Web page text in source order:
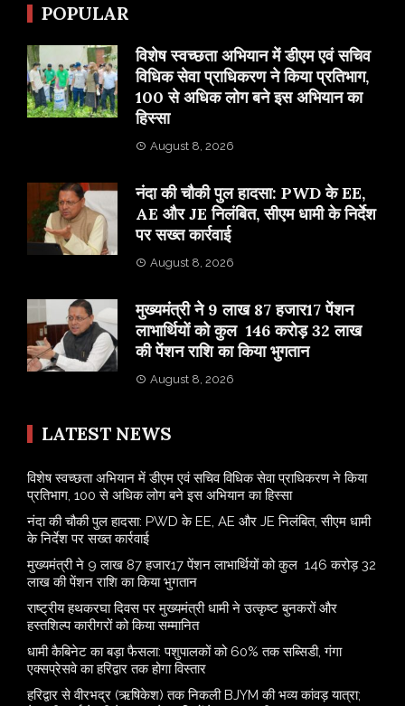
POPULAR
विशेष स्वच्छता अभियान में डीएम एवं सचिव
विधिक सेवा प्राधिकरण ने किया प्रतिभाग,
100 से अधिक लोग बने इस अभियान का
हिस्सा
August 8, 2026
नंदा की चौकी पुल हादसा: PWD के EE,
AE और JE निलंबित, सीएम धामी के निर्देश
पर सख्त कार्रवाई
August 8, 2026
मुख्यमंत्री ने 9 लाख 87 हजार17 पेंशन
लाभार्थियों को कुल 146 करोड़ 32 लाख
की पेंशन राशि का किया भुगतान
August 8, 2026
LATEST NEWS
विशेष स्वच्छता अभियान में डीएम एवं सचिव विधिक सेवा प्राधिकरण ने किया
प्रतिभाग, 100 से अधिक लोग बने इस अभियान का हिस्सा
नंदा की चौकी पुल हादसा: PWD के EE, AE और JE निलंबित, सीएम धामी
के निर्देश पर सख्त कार्रवाई
मुख्यमंत्री ने 9 लाख 87 हजार17 पेंशन लाभार्थियों को कुल 146 करोड़ 32
लाख की पेंशन राशि का किया भुगतान
राष्ट्रीय हथकरघा दिवस पर मुख्यमंत्री धामी ने उत्कृष्ट बुनकरों और
हस्तशिल्प कारीगरों को किया सम्मानित
​धामी कैबिनेट का बड़ा फैसला: पशुपालकों को 60% तक सब्सिडी, गंगा
एक्सप्रेसवे का हरिद्वार तक होगा विस्तार
​हरिद्वार से वीरभद्र (ऋषिकेश) तक निकली BJYM की भव्य कांवड़ यात्रा;